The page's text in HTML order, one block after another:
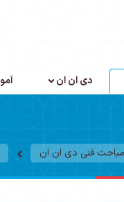
دی ان ان
مباحث فنی دی ان ان